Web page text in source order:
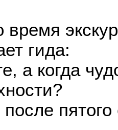
время
гида:
а когда
пятого